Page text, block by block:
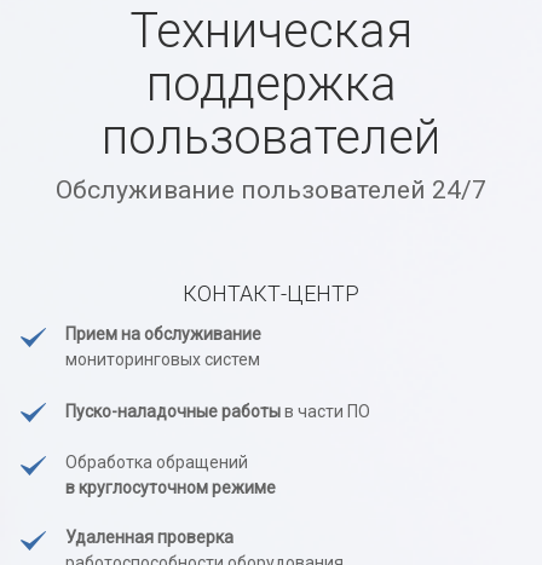
Техническая
поддержка
пользователей
Обслуживание пользователей 24/7
КОНТАКТ-ЦЕНТР
Прием на обслуживание
мониторинговых систем
Пуско-наладочные работыв части ПО
Обработка обращений
в круглосуточном режиме
Удаленная проверка